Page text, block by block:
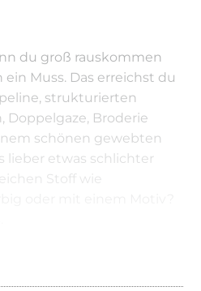
du groß rauskommen
Muss. Das erreichst du
strukturierten
Doppelgaze, Broderie
schönen gewebten
lieber etwas schlichter
Stoff wie